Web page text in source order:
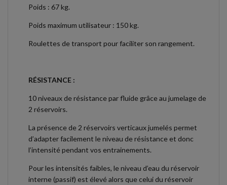
Poids : 67 kg.
Poids maximum utilisateur : 150 kg.
Roulettes de transport pour faciliter son rangement.
RÉSISTANCE :
10 niveaux de résistance par fluide grâce au jumelage de
2 réservoirs.
La présence de 2 réservoirs verticaux jumelés permet
d’adapter facilement le niveau de résistance et donc
l’intensité pendant vos entrainements.
Pour les intensités faibles, le niveau d’eau du réservoir
interne (passif) est élevé alors que celui du réservoir